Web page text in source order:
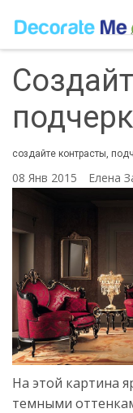
создайте контрасты,
08 Янв 2015 Елена
На этой картина
темными